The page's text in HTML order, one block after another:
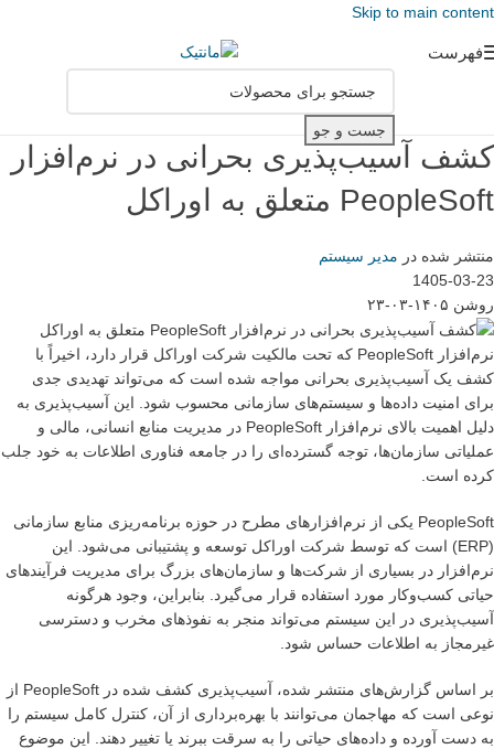
Skip to main content
فهرست
جست و جو
کشف آسیب‌پذیری بحرانی در نرم‌افزار
PeopleSoft متعلق به اوراکل
منتشر شده در مدیر سیستم
1405-03-23
روشن ۱۴۰۵-۰۳-۲۳
نرم‌افزار PeopleSoft که تحت مالکیت شرکت اوراکل قرار دارد، اخیراً با
کشف یک آسیب‌پذیری بحرانی مواجه شده است که می‌تواند تهدیدی جدی
برای امنیت داده‌ها و سیستم‌های سازمانی محسوب شود. این آسیب‌پذیری به
دلیل اهمیت بالای نرم‌افزار PeopleSoft در مدیریت منابع انسانی، مالی و
عملیاتی سازمان‌ها، توجه گسترده‌ای را در جامعه فناوری اطلاعات به خود جلب
کرده است.
PeopleSoft یکی از نرم‌افزارهای مطرح در حوزه برنامه‌ریزی منابع سازمانی
(ERP) است که توسط شرکت اوراکل توسعه و پشتیبانی می‌شود. این
نرم‌افزار در بسیاری از شرکت‌ها و سازمان‌های بزرگ برای مدیریت فرآیندهای
حیاتی کسب‌وکار مورد استفاده قرار می‌گیرد. بنابراین، وجود هرگونه
آسیب‌پذیری در این سیستم می‌تواند منجر به نفوذهای مخرب و دسترسی
غیرمجاز به اطلاعات حساس شود.
بر اساس گزارش‌های منتشر شده، آسیب‌پذیری کشف شده در PeopleSoft از
نوعی است که مهاجمان می‌توانند با بهره‌برداری از آن، کنترل کامل سیستم را
به دست آورده و داده‌های حیاتی را به سرقت ببرند یا تغییر دهند. این موضوع